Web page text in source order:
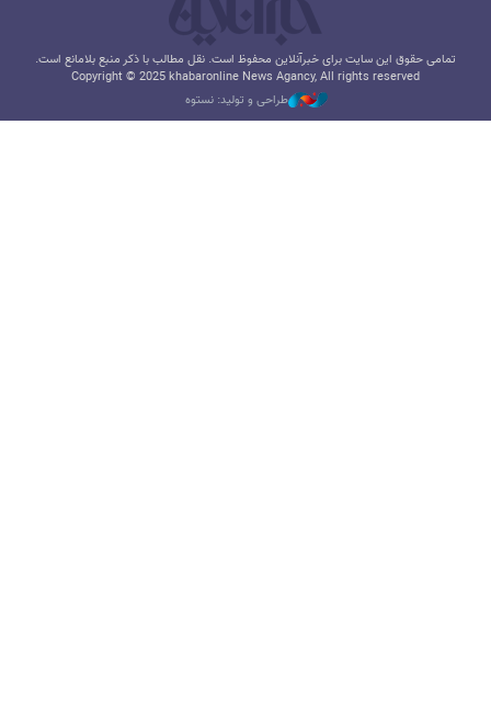
تمامی حقوق این سایت برای خبرآنلاین محفوظ است. نقل مطالب با ذکر منبع بلامانع است.
Copyright © 2025 khabaronline News Agancy, All rights reserved
طراحی و تولید: نستوه